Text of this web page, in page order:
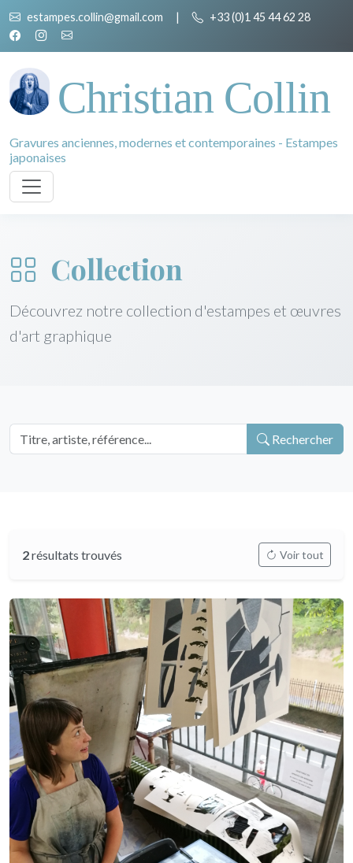
estampes.collin@gmail.com | +33 (0)1 45 44 62 28
Christian Collin
Gravures anciennes, modernes et contemporaines - Estampes
japonaises
Collection
Découvrez notre collection d'estampes et œuvres
d'art graphique
Rechercher
2résultats trouvés Voir tout